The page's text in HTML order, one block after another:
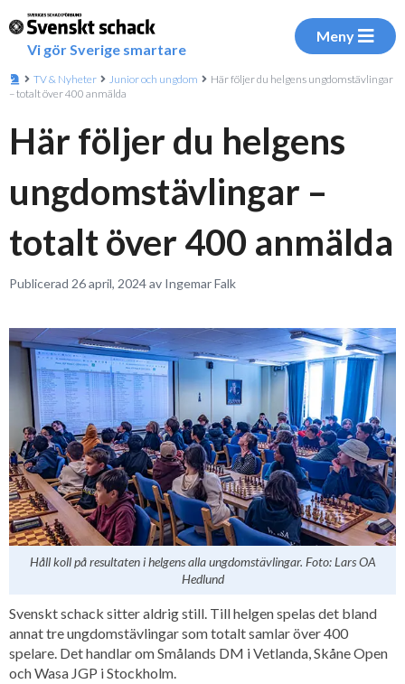
Vi gör Sverige smartare
Meny
TV & Nyheter Junior och ungdom
Här följer du helgens ungdomstävlingar
– totalt över 400 anmälda
Här följer du helgens
ungdomstävlingar –
totalt över 400 anmälda
Publicerad 26 april, 2024 av Ingemar Falk
Håll koll på resultaten i helgens alla ungdomstävlingar. Foto: Lars OA
Hedlund
Svenskt schack sitter aldrig still. Till helgen spelas det bland
annat tre ungdomstävlingar som totalt samlar över 400
spelare. Det handlar om Smålands DM i Vetlanda, Skåne Open
och Wasa JGP i Stockholm.